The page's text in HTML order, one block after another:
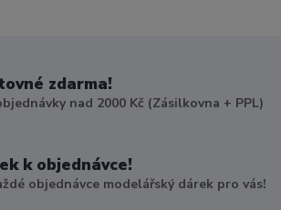
zdarma!
nad 2000 Kč (Zásilkovna + PPL)
k objednávce!
objednávce modelářský dárek pro vás!